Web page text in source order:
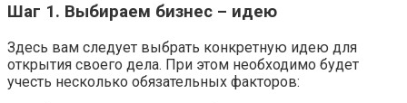
Шаг 1. Выбираем бизнес – идею
Здесь вам следует выбрать конкретную идею для
открытия своего дела. При этом необходимо будет
учесть несколько обязательных факторов: